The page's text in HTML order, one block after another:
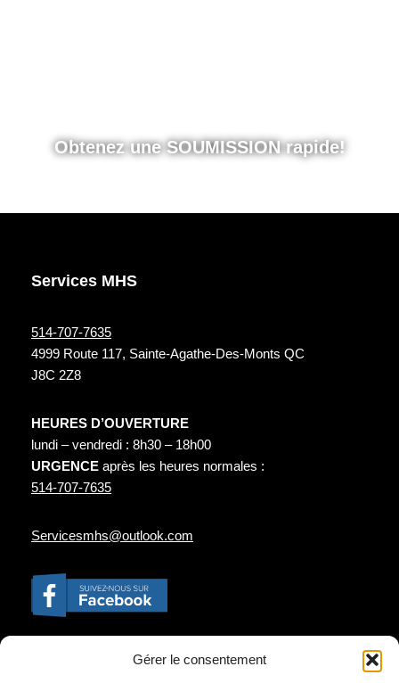
Gérer le consentement
Obtenez une SOUMISSION rapide!
Services MHS
514-707-7635
4999 Route 117, Sainte-Agathe-Des-Monts QC
J8C 2Z8
HEURES D’OUVERTURE
lundi – vendredi : 8h30 – 18h00
URGENCE après les heures normales :
514-707-7635
Servicesmhs@outlook.com